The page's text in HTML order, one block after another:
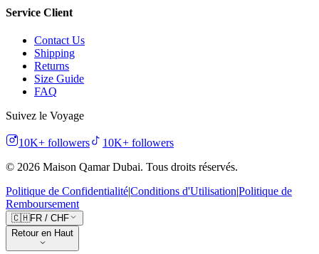
Service Client
Contact Us
Shipping
Returns
Size Guide
FAQ
Suivez le Voyage
10K+ followers 10K+ followers
© 2026 Maison Qamar Dubai. Tous droits réservés.
Politique de Confidentialité|Conditions d'Utilisation|Politique de
Remboursement
🇨🇭FR / CHF
Retour en Haut